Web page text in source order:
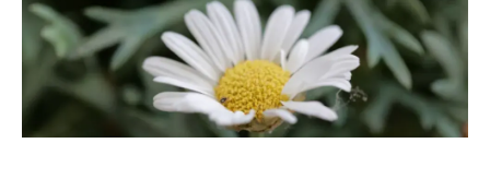
KVÍZY A TESTY